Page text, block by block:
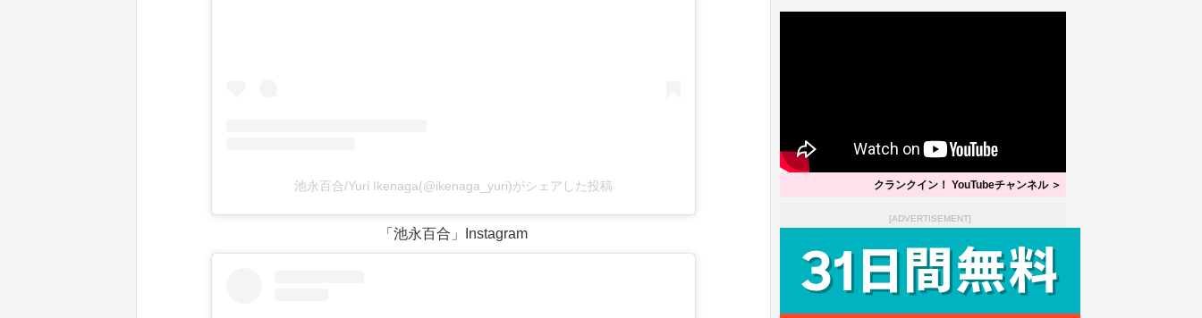
池永百合/Yuri Ikenaga(@ikenaga_yuri)がシェアした投稿
「池永百合」Instagram
クランクイン！ YouTubeチャンネル ＞
[ADVERTISEMENT]